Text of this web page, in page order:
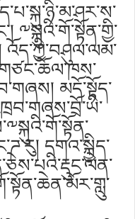
༸སྐུའི་གོ་སྟོན་གྱི་
འོད་ཀྱི་བཤུལ་ལམ་
མདོ་སྟོད་
དགའ་སྐྱིད་